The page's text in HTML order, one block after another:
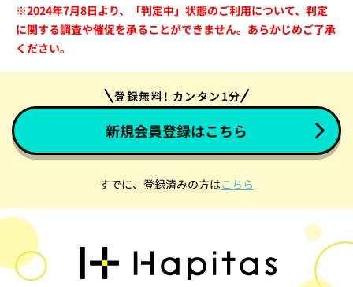
※2024年7月8日より、「判定中」状態のご利用について、判定
に関する調査や催促を承ることができません。あらかじめご了承
ください。
登録無料! カンタン1分
新規会員登録はこちら
すでに、登録済みの方はこちら